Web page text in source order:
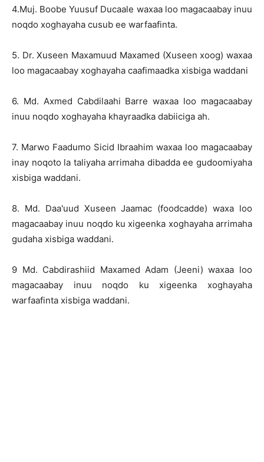
4.Muj. Boobe Yuusuf Ducaale waxaa loo magacaabay inuu
noqdo xoghayaha cusub ee warfaafinta.
5. Dr. Xuseen Maxamuud Maxamed (Xuseen xoog) waxaa
loo magacaabay xoghayaha caafimaadka xisbiga waddani
6. Md. Axmed Cabdilaahi Barre waxaa loo magacaabay
inuu noqdo xoghayaha khayraadka dabiiciga ah.
7. Marwo Faadumo Sicid Ibraahim waxaa loo magacaabay
inay noqoto la taliyaha arrimaha dibadda ee gudoomiyaha
xisbiga waddani.
8. Md. Daa'uud Xuseen Jaamac (foodcadde) waxa loo
magacaabay inuu noqdo ku xigeenka xoghayaha arrimaha
gudaha xisbiga waddani.
9 Md. Cabdirashiid Maxamed Adam (Jeeni) waxaa loo
magacaabay inuu noqdo ku xigeenka xoghayaha
warfaafinta xisbiga waddani.